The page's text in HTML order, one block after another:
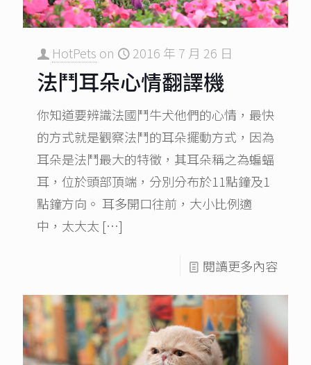
HotPets on 2016 年 7 月 26 日
法鬥耳朵心情翻譯機
你知道要辨識法國鬥牛犬他們的心情，最快
的方式就是觀察法鬥的耳朵擺動方式，因為
耳朵是法鬥最大的特徵，其耳朵稱之為蝙蝠
耳，位於頭部頂端，分別分布於11點鐘及1
點鐘方向。 耳多開口往前，大小比例適
中，太大太 […]
閱讀更多內容